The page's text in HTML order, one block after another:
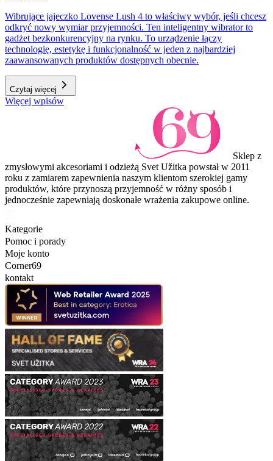
Wibrujące jajeczko Lovense Lush 4 to właściwy wybór, jeśli chcesz
odkryć nowy wymiar przyjemności. Ten inteligentny wibrator to
gadżet bezkonkurencyjny na rynku. To urządzenie łączy
technologię, estetykę i funkcjonalność w jeden z najbardziej
zaawansowanych produktów dostępnych obecnie.
Czytaj więcej
Więcej wpisów
Sklep z
zmysłowymi akcesoriami i odzieżą Svet Užitka powstał w 2011
roku z zamiarem zapewnienia naszym klientom szerokiej gamy
produktów, które przynoszą przyjemność w różny sposób i
jednocześnie zapewniają doskonałe wrażenia zakupowe online.
Kategorie
Pomoc i porady
Moje konto
Corner69
kontakt